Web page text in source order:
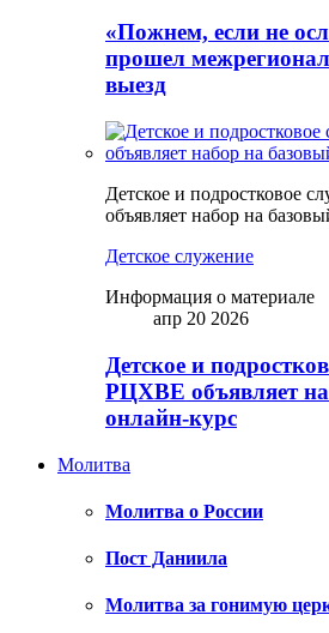
«Пожнем, если не
прошел
выезд
Детское и подростковое
объявляет набор на
Детское служение
Информация о материале
апр 20 2026
Детское и
РЦХВЕ объявляет
онлайн-курс
Молитва
Молитва о России
Пост Даниила
Молитва за гонимую